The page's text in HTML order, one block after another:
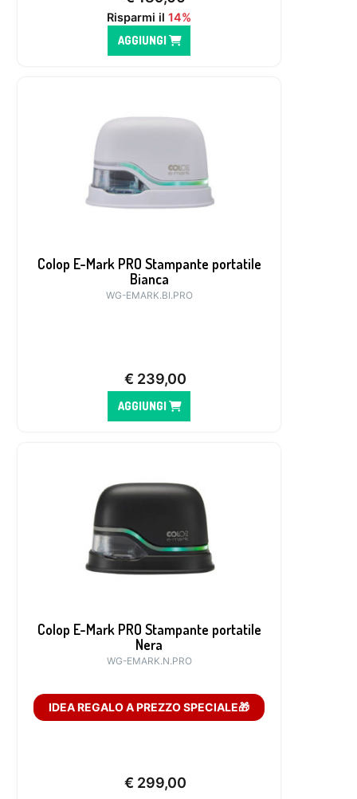
Risparmi il 14%
AGGIUNGI
Colop E-Mark PRO Stampante portatile
Bianca
WG-EMARK.BI.PRO
€ 239,00
AGGIUNGI
Colop E-Mark PRO Stampante portatile
Nera
WG-EMARK.N.PRO
IDEA REGALO A PREZZO SPECIALE🎁
€ 299,00